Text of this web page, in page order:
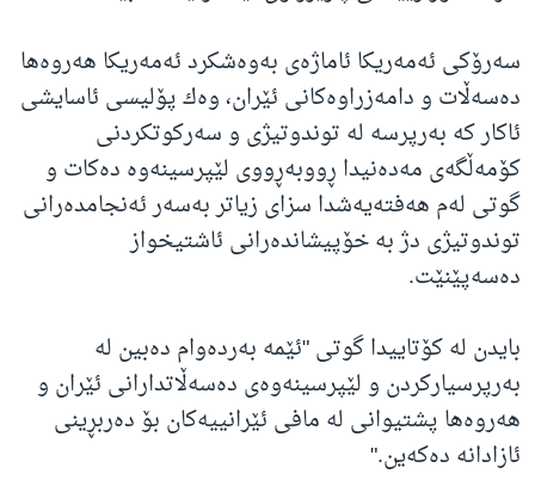
سەرۆکی ئەمەریکا ئاماژه‌ی به‌وه‌شكرد ئه‌مەریكا هه‌روه‌ها
ده‌سه‌ڵات و دامه‌زراوه‌كانی ئێران، وه‌ك پۆلیسی ئاسایشی
ئاکار کە به‌رپرسە له‌ توندوتیژی و سه‌ركوتكردنی
كۆمه‌ڵگه‌ی مه‌ده‌نیدا ڕووبەڕووی لێپرسینه‌وه‌ ده‌كات و
گوتی لەم هه‌فته‌یه‌شدا سزای زیاتر به‌سه‌ر ئه‌نجامده‌رانی
توندوتیژی دژ به‌ خۆپیشانده‌رانی ئاشتیخواز
ده‌سه‌پێنێت.
بایدن لە کۆتاییدا گوتی "ئێمە بەردەوام دەبین لە
بەرپرسیارکردن و لێپرسینەوەی دەسەڵاتدارانی ئێران و
هەروەها پشتیوانی لە مافی ئێرانییەکان بۆ دەربڕینی
ئازادانە دەکەین."